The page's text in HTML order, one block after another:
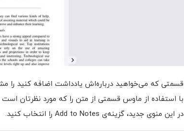
قسمتی که می‌خواهید درباره‌اش یادداشت اضافه کنید را
با استفاده از ماوس قسمتی از متن را که مورد نظرتان
در این منوی جدید، گزینه‌ی Add to Notes را انتخاب کنید.